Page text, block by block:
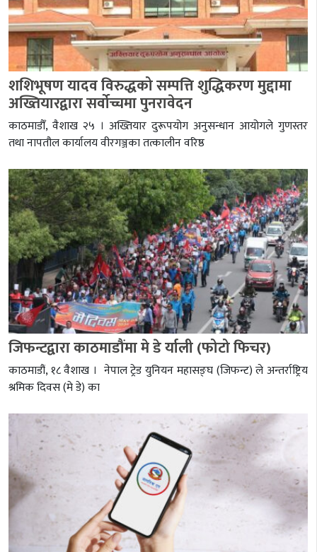
शशिभूषण यादव विरुद्धको सम्पत्ति शुद्धिकरण मुद्दामा
अख्तियारद्वारा सर्वोच्चमा पुनरावेदन
काठमाडौँ, वैशाख २५ । अख्तियार दुरूपयोग अनुसन्धान आयोगले गुणस्तर
तथा नापतौल कार्यालय वीरगञ्जका तत्कालीन वरिष्ठ
जिफन्टद्वारा काठमाडौंमा मे डे र्याली (फोटो फिचर)
काठमाडौं, १८ वैशाख । नेपाल ट्रेड युनियन महासङ्घ (जिफन्ट) ले अन्तर्राष्ट्रिय
श्रमिक दिवस (मे डे) का